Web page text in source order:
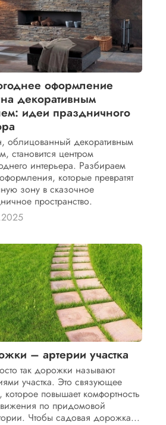
оформление
декоративным
идеи праздничного
облицованный декоративным
становится центром
интерьера. Разбираем
которые превратят
зону в сказочное
пространство.
– артерии участка
так дорожки называют
участка. Это связующее
которое повышает комфортность
по придомовой
Чтобы садовая дорожка...